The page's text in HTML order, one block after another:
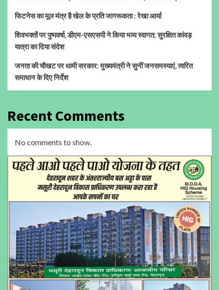
फिटनेस का मूल मंत्र है खेल के प्रति जागरूकता : रेखा आर्या
शिवभक्तों पर पुष्पवर्षा, डीएम-एसएसपी ने किया भव्य स्वागत; सुरक्षित कांवड़
यात्रा का दिया संदेश
जनता की चौखट पर धामी सरकार: मुख्यमंत्री ने सुनीं जनसमस्याएं, त्वरित
समाधान के दिए निर्देश
Recent Comments
No comments to show.